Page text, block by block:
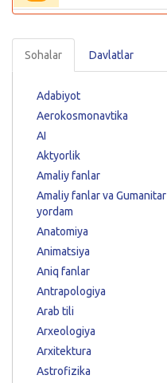
Sohalar Davlatlar
Adabiyot
Aerokosmonavtika
AI
Aktyorlik
Amaliy fanlar
Amaliy fanlar va Gumanitar
yordam
Anatomiya
Animatsiya
Aniq fanlar
Antrapologiya
Arab tili
Arxeologiya
Arxitektura
Astrofizika